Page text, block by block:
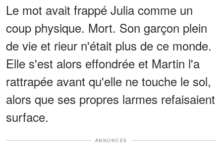
Le mot avait frappé Julia comme un
coup physique. Mort. Son garçon plein
de vie et rieur n'était plus de ce monde.
Elle s'est alors effondrée et Martin l'a
rattrapée avant qu'elle ne touche le sol,
alors que ses propres larmes refaisaient
surface.
ANNONCES